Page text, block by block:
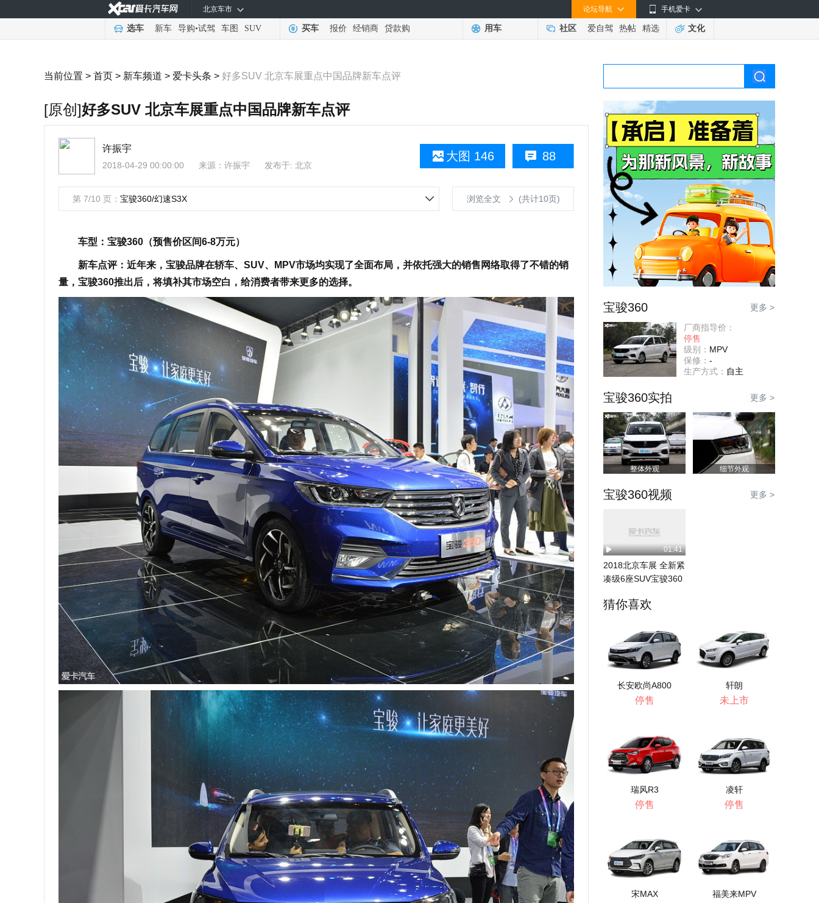
手机爱卡
论坛导航
北京车市
选车 新车 导购•试驾 车图 SUV 买车 报价 经销商 贷款购 用车 社区 爱自驾 热帖 精选 文化
当前位置 > 首页 > 新车频道 > 爱卡头条 > 好多SUV 北京车展重点中国品牌新车点评
[原创]好多SUV 北京车展重点中国品牌新车点评
88
大图 146
许振宇
2018-04-29 00:00:00 来源： 许振宇 发布于: 北京
第 7/10 页： 宝骏360/幻速S3X 浏览全文 (共计10页)
车型：宝骏360（预售价区间6-8万元）
新车点评：近年来，宝骏品牌在轿车、SUV、MPV市场均实现了全面布局，并依托强大的销售网络取得了不错的销
量，宝骏360推出后，将填补其市场空白，给消费者带来更多的选择。
宝骏360 更多 >
厂商指导价：
停售
级别： MPV
保修： -
生产方式： 自主
宝骏360实拍 更多 >
整体外观 细节外观
宝骏360视频 更多 >
01:41
2018北京车展 全新紧
凑级6座SUV宝骏360
猜你喜欢
长安欧尚A800
停售
轩朗
未上市
瑞风R3
停售
凌轩
停售
宋MAX 福美来MPV